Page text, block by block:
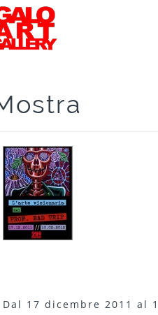
Dal 17 dicembre 2011 al